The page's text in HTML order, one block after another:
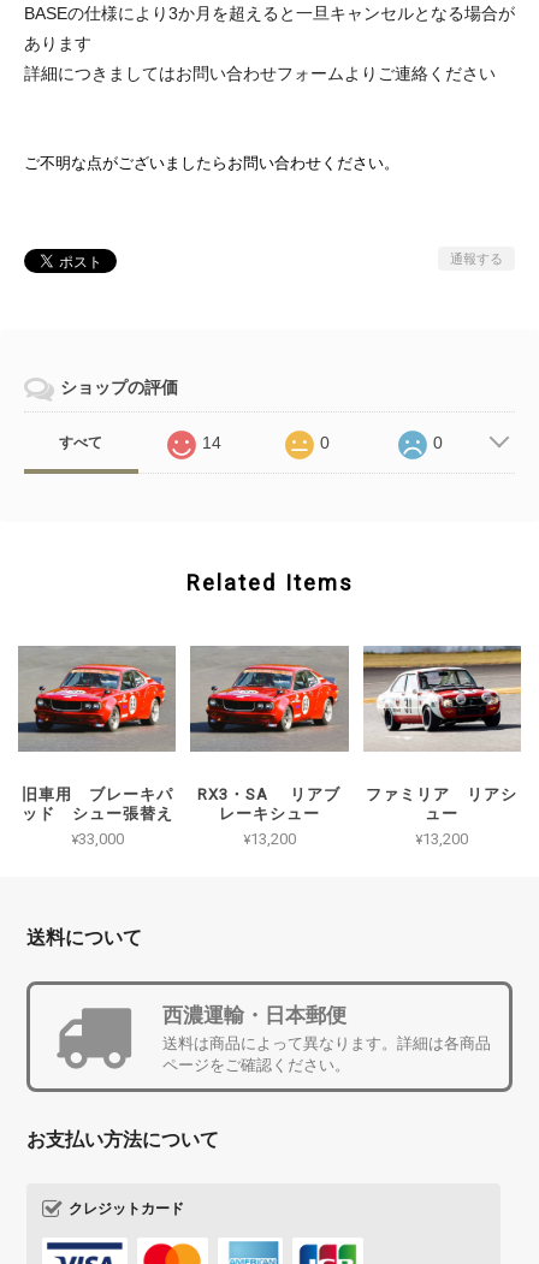
BASEの仕様により3か月を超えると一旦キャンセルとなる場合が
あります
詳細につきましてはお問い合わせフォームよりご連絡ください
ご不明な点がございましたらお問い合わせください。
通報する
ショップの評価
すべて 14 0 0
Related Items
旧車用 ブレーキパ
ッド シュー張替え
¥33,000
RX3・SA リアブ
レーキシュー
¥13,200
ファミリア リアシ
ュー
¥13,200
送料について
西濃運輸・日本郵便
送料は商品によって異なります。詳細は各商品
ページをご確認ください。
お支払い方法について
クレジットカード